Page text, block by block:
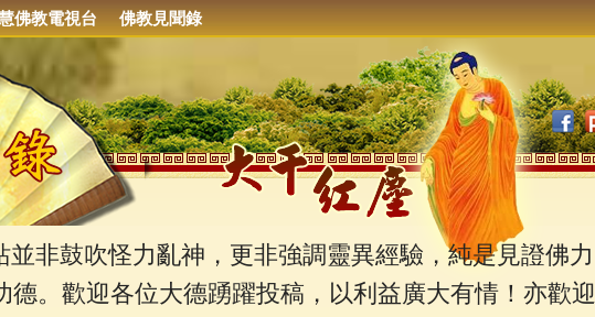
佛教電視台 佛教見聞錄
鼓吹怪力亂神，更非強調靈異經驗，純是見證佛力
德。歡迎各位大德踴躍投稿，以利益廣大有情！亦歡迎